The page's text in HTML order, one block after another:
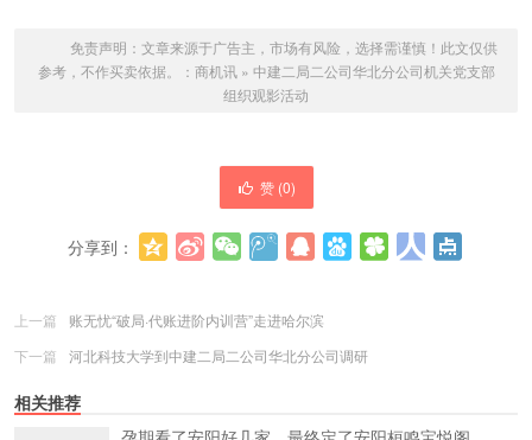
免责声明：文章来源于广告主，市场有风险，选择需谨慎！此文仅供
参考，不作买卖依据。： 商机讯» 中建二局二公司华北分公司机关党支部
组织观影活动
赞 (0)
分享到：
上一篇
账无忧“破局·代账进阶内训营”走进哈尔滨
下一篇
河北科技大学到中建二局二公司华北分公司调研
相关推荐